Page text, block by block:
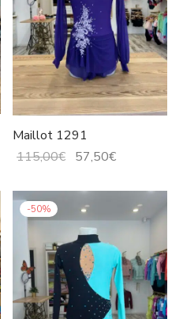
Maillot 1291
115,00€
El precio
era:
115,00€.
57,50€
actual
es:
-50%